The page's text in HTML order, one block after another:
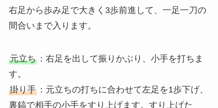
右足から歩み足で大きく3歩前進して、一足一刀の
間合いまで入ります。
元立ち：右足を出して振りかぶり、小手を打ちま
す。
掛り手：元立ちの打ちに合わせて左足を1歩下げ、
裏鎬で相手の小手をすり上げます。すり上げた